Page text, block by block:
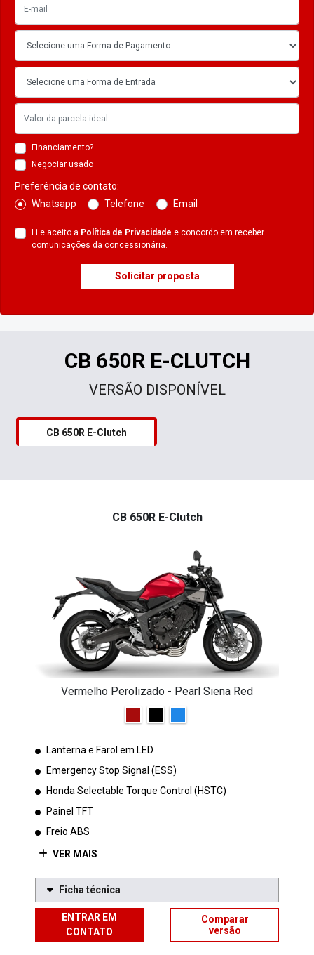
Financiamento?
Negociar usado
Preferência de contato:
Whatsapp
Telefone Email
Li e aceito a Política de Privacidade e concordo em receber
comunicações da concessionária.
Solicitar proposta
CB 650R E-CLUTCH
VERSÃO DISPONÍVEL
CB 650R E-Clutch
CB 650R E-Clutch
Vermelho Perolizado - Pearl Siena Red
Lanterna e Farol em LED
Emergency Stop Signal (ESS)
Honda Selectable Torque Control (HSTC)
Painel TFT
Freio ABS
VER MAIS
Ficha técnica
ENTRAR EM
CONTATO
Comparar
versão